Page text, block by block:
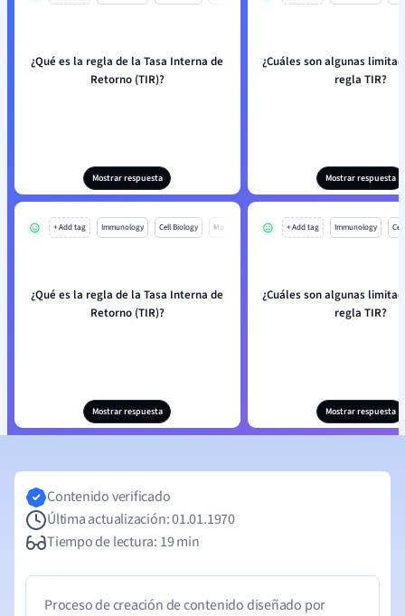
¿Qué es la regla de la Tasa Interna de
Retorno (TIR)?
Mostrar respuesta
¿Cuáles son algunas
regla TIR?
Mostrar respuesta
+ Add tag Immunology Cell Biology Mo
¿Qué es la regla de la Tasa Interna de
Retorno (TIR)?
Mostrar respuesta
+ Add tag Immunology
¿Cuáles son algunas
regla TIR?
Mostrar respuesta
Contenido verificado
Última actualización: 01.01.1970
Tiempo de lectura: 19 min
Proceso de creación de contenido diseñado por